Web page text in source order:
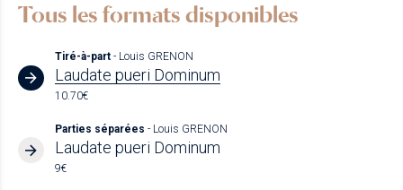
Tous les formats disponibles
Tiré-à-part - Louis GRENON
Laudate pueri Dominum
10.70€
Parties séparées - Louis GRENON
Laudate pueri Dominum
9€